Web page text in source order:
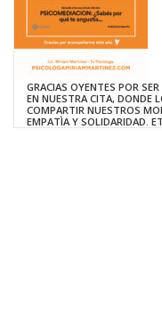
GRACIAS OYENTES POR
EN NUESTRA CITA, DONDE
COMPARTIR NUESTROS
EMPATÌA Y SOLIDARIDAD.